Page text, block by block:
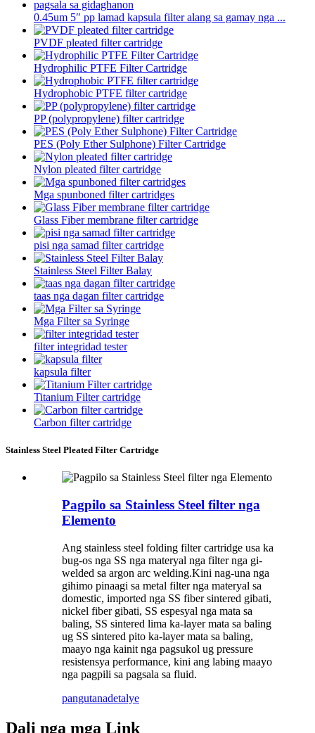
0.45um 5″ pp lamad kapsula filter alang sa gamay nga ...
PVDF pleated filter cartridge
Hydrophilic PTFE Filter Cartridge
Hydrophobic PTFE filter cartridge
PP (polypropylene) filter cartridge
PES (Poly Ether Sulphone) Filter Cartridge
Nylon pleated filter cartridge
Mga spunboned filter cartridges
Glass Fiber membrane filter cartridge
pisi nga samad filter cartridge
Stainless Steel Filter Balay
taas nga dagan filter cartridge
Mga Filter sa Syringe
filter integridad tester
kapsula filter
Titanium Filter cartridge
Carbon filter cartridge
Stainless Steel Pleated Filter Cartridge
Pagpilo sa Stainless Steel filter nga
Elemento
Ang stainless steel folding filter cartridge usa ka
bug-os nga SS nga materyal nga filter nga gi-
welded sa argon arc welding.Kini nag-una nga
gihimo pinaagi sa metal filter nga materyal sa
domestic, imported nga SS fiber sintered gibati,
nickel fiber gibati, SS espesyal nga mata sa
baling, SS sintered lima ka-layer mata sa baling
ug SS sintered pito ka-layer mata sa baling,
maayo nga kainit nga pagsukol ug pressure
resistensya performance, kini ang labing maayo
nga pagpili sa pagsala sa fluid.
pangutanadetalye
Dali nga mga Link